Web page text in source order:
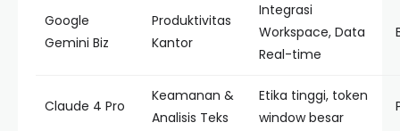
Google
Gemini Biz
Produktivitas
Kantor
Integrasi
Workspace, Data
Real-time
Claude 4 Pro
Keamanan &
Analisis Teks
Etika tinggi, token
window besar